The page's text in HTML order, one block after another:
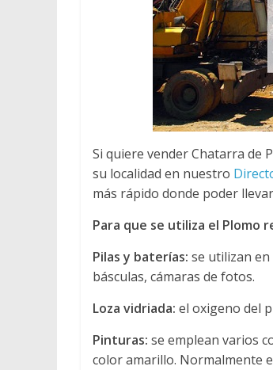
Si quiere vender Chatarra de
su localidad en nuestro
más rápido donde poder
Para que se utiliza el Plomo
Pilas y baterías: se utilizan
básculas, cámaras de fotos.
Loza vidriada: el oxigeno del
Pinturas: se emplean varios
color amarillo. Normalmente